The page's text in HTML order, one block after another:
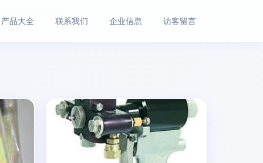
产品大全 联系我们 企业信息 访客留言